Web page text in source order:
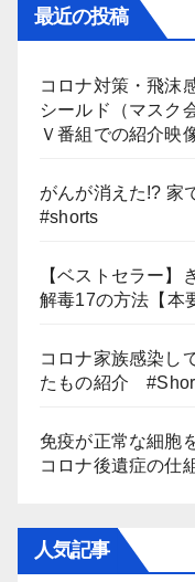
最近の投稿
コロナ対策・飛沫
シールド（マスク
Ｖ番組での紹介映
がんが消えた!? 家
#shorts
【ベストセラー】
解毒17の方法【本
コロナ家族感染し
たもの紹介
免疫が正常な細胞
コロナ後遺症の仕
人気記事